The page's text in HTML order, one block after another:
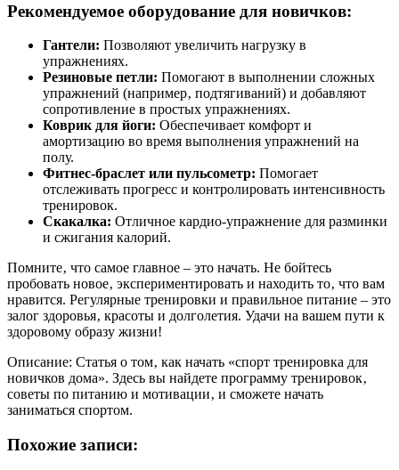
Рекомендуемое оборудование для новичков:
Гантели: Позволяют увеличить нагрузку в
упражнениях.
Резиновые петли: Помогают в выполнении сложных
упражнений (например‚ подтягиваний) и добавляют
сопротивление в простых упражнениях.
Коврик для йоги: Обеспечивает комфорт и
амортизацию во время выполнения упражнений на
полу.
Фитнес-браслет или пульсометр: Помогает
отслеживать прогресс и контролировать интенсивность
тренировок.
Скакалка: Отличное кардио-упражнение для разминки
и сжигания калорий.
Помните‚ что самое главное – это начать. Не бойтесь
пробовать новое‚ экспериментировать и находить то‚ что вам
нравится. Регулярные тренировки и правильное питание – это
залог здоровья‚ красоты и долголетия. Удачи на вашем пути к
здоровому образу жизни!
Описание: Статья о том‚ как начать «спорт тренировка для
новичков дома». Здесь вы найдете программу тренировок‚
советы по питанию и мотивации‚ и сможете начать
заниматься спортом.
Похожие записи: